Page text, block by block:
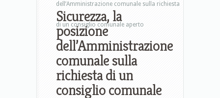
dell’Amministrazione comunale sulla richiesta
di un consiglio comunale aperto
Sicurezza, la
posizione
dell’Amministrazione
comunale sulla
richiesta di un
consiglio comunale